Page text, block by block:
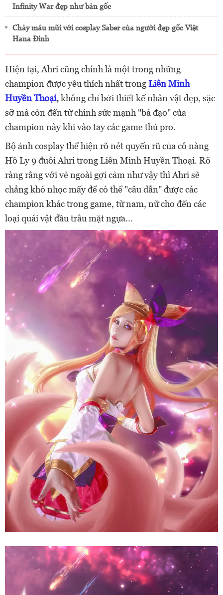
Infinity War đẹp như bản gốc
Chảy máu mũi với cosplay Saber của người đẹp gốc Việt
Hana Đinh
Hiện tại, Ahri cũng chính là một trong những
champion được yêu thích nhất trongLiên Minh
Huyền Thoại,không chỉ bởi thiết kế nhân vật đẹp, sặc
sỡ mà còn đến từ chính sức mạnh "bá đạo" của
champion này khi vào tay các game thủ pro.
Bộ ảnh cosplay thể hiện rõ nét quyến rũ của cô nàng
Hồ Ly 9 đuôi Ahri trong Liên Minh Huyền Thoại. Rõ
ràng rằng với vẻ ngoài gợi cảm như vậy thì Ahri sẽ
chẳng khó nhọc mấy để có thể "câu dẫn" được các
champion khác trong game, từ nam, nữ cho đến các
loại quái vật đầu trâu mặt ngựa...